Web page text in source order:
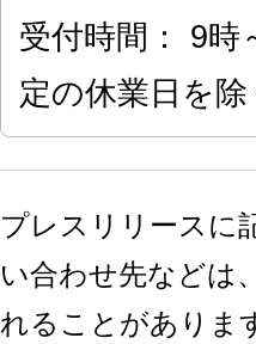
受付時間： 9時
定の休業日を除
プレスリリースに
い合わせ先などは
れることがありま